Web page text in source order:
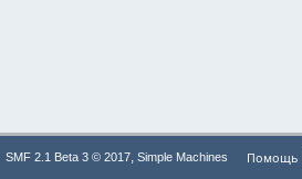
Помощь
SMF 2.1 Beta 3 © 2017, Simple Machines